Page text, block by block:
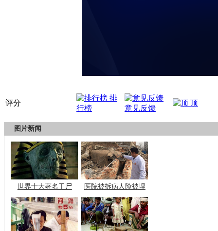
评分
排
行榜
意见反馈
顶
图片新闻
世界十大著名干尸 医院被拆病人险被埋